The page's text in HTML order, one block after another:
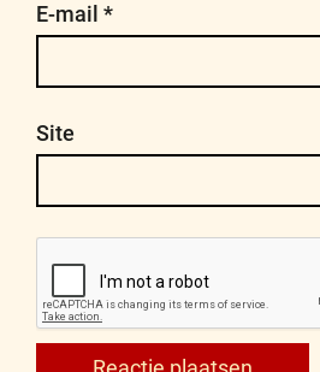
E-mail *
Site